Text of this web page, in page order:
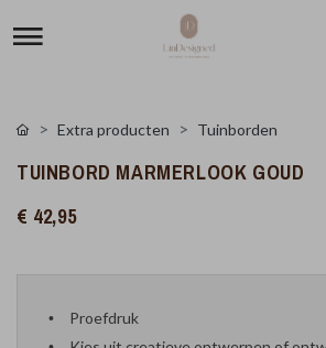
Extra producten Tuinborden
TUINBORD MARMERLOOK GOUD
€ 42,95
Proefdruk